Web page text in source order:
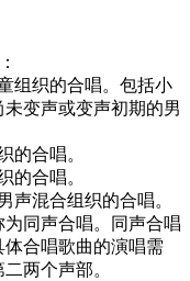
组织的合唱。包括小
变声或变声初期的男
的合唱。
的合唱。
声混合组织的合唱。
同声合唱。同声合唱
合唱歌曲的演唱需
两个声部。